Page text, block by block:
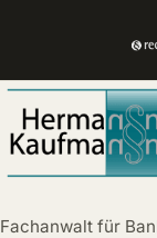
Fachanwalt für